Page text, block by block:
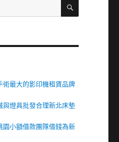
術最大的影印機租賃品牌
與燈具批發合理新北床墊
園小額借款團隊借錢為新